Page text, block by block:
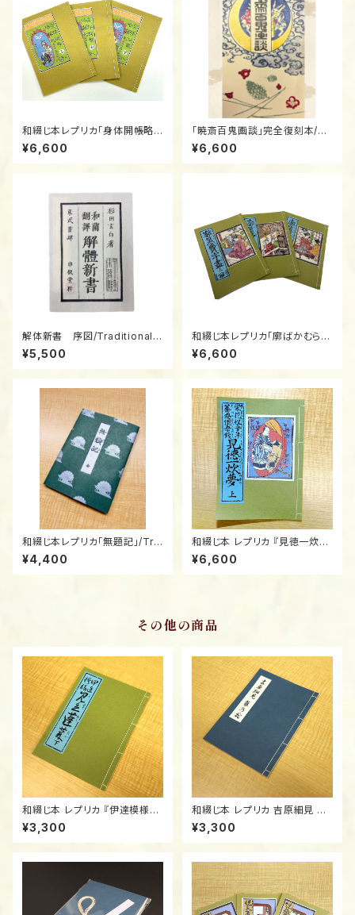
和綴じ本レプリカ「身体開帳略
縁起」上・中・下 意訳付き／The
Household Buddha Tsutay
¥6,600
「暁斎百鬼画談」完全復刻本/Tr
aditional Japanese Bound
Book Replica: "Kyosai Hya
kki Gadan" / The 100 Dem
¥6,600
解体新書 序図/Traditional J
apanese Bound Book (Wat
oji) Replica: "Kaitai Shinsh
o" (Preface & Anatomical P
¥5,500
和綴じ本レプリカ「廓ばかむら費
字盡」上・中・下巻/Traditional
Japanese Bound Book (Wa
toji) Replica: "Sato no Bak
Volume Set)
¥6,600
和綴じ本レプリカ「無題記」/Tra
ditional Japanese Bound B
ook (Watoji) Replica: "Mud
aiki" / Official Taiga Drama
¥4,400
和綴じ本 レプリカ 『見徳一炊
夢』上中下/Traditional Japan
ese Bound Book (Watoji) R
eplica: "Miru ga Toku Issui
¥6,600
その他の商品
和綴じ本 レプリカ 『伊達模様見
立蓬莱』下/Authentic Replic
a: "Date Moyo Mitate Hora
i" (Vol. 2) / Written by Juza
¥3,300
和綴じ本 レプリカ 吉原細見 籬
の花/Authentic Replica: "Yo
shiwara" Guidebook 1775 /
Magaki no Hana (Tradition
¥3,300